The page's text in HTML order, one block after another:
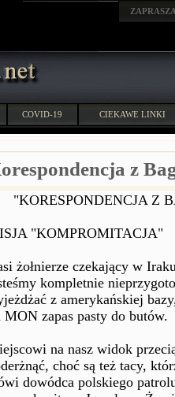
COVID-19 CIEKAWE LINKI
z
"KORESPONDENCJA Z
"KOMPROMITACJA"
żołnierze czekający w
kompletnie
z amerykańskiej
MON zapas pasty do butów.
na nasz widok
choć są też tacy,
dowódca polskiego